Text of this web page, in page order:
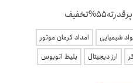
شیمیایی
امداد کرمان موتور
ارز دیجیتال بلیط اتوبوس